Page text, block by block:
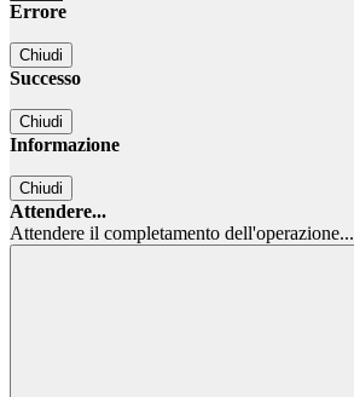
Errore
Chiudi
Successo
Chiudi
Informazione
Chiudi
Attendere...
Attendere il completamento dell'operazione...